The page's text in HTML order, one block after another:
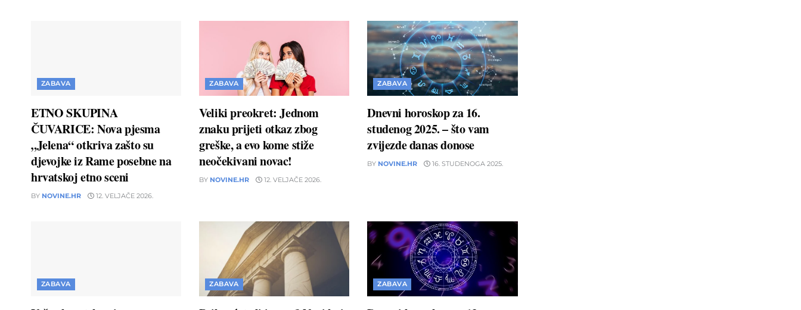
ZABAVA
ETNO SKUPINA
ČUVARICE: Nova pjesma
„Jelena“ otkriva zašto su
djevojke iz Rame posebne na
hrvatskoj etno sceni
BY NOVINE.HR 12. VELJAČE 2026.
ZABAVA
Veliki preokret: Jednom
znaku prijeti otkaz zbog
greške, a evo kome stiže
neočekivani novac!
BY NOVINE.HR 12. VELJAČE 2026.
ZABAVA
Dnevni horoskop za 16.
studenog 2025. – što vam
zvijezde danas donose
BY NOVINE.HR 16. STUDENOGA 2025.
ZABAVA ZABAVA ZABAVA